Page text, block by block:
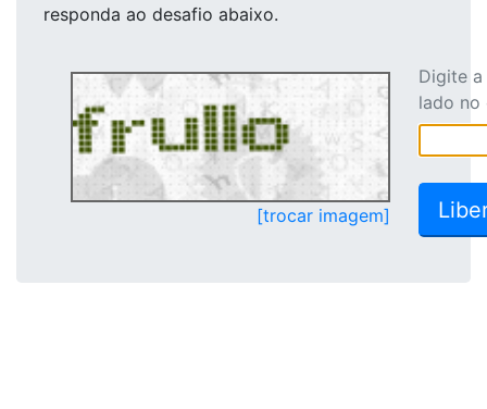
responda ao desafio abaixo.
[trocar imagem]
Digite
lado no